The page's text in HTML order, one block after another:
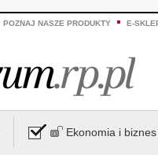
POZNAJ NASZE PRODUKTY E-
Ekonomia i biznes